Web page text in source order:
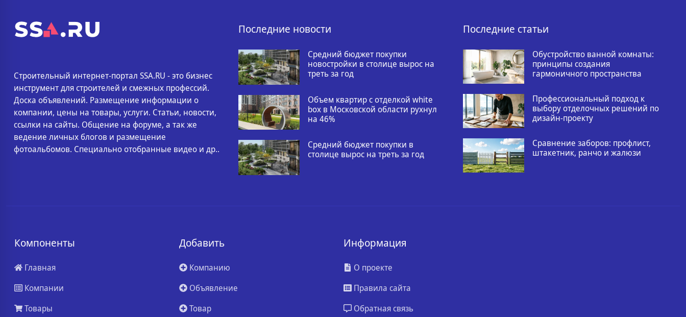
Строительный интернет-портал SSA.RU - это бизнес
инструмент для строителей и смежных профессий.
Доска объявлений. Размещение информации о
компании, цены на товары, услуги. Статьи, новости,
ссылки на сайты. Общение на форуме, а так же
ведение личных блогов и размещение
фотоальбомов. Специально отобранные видео и др..
Последние новости
Средний бюджет покупки
новостройки в столице вырос на
треть за год
Объем квартир с отделкой white
box в Московской области рухнул
на 46%
Средний бюджет покупки в
столице вырос на треть за год
Последние статьи
Обустройство ванной комнаты:
принципы создания
гармоничного пространства
Профессиональный подход к
выбору отделочных решений по
дизайн-проекту
Сравнение заборов: профлист,
штакетник, ранчо и жалюзи
Компоненты
Главная
Компании
Товары
Добавить
Компанию
Объявление
Товар
Информация
О проекте
Правила сайта
Обратная связь